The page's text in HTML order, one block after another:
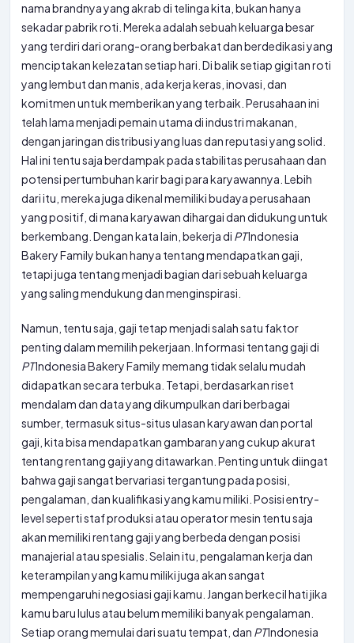
nama brandnya yang akrab di telinga kita, bukan hanya
sekadar pabrik roti. Mereka adalah sebuah keluarga besar
yang terdiri dari orang-orang berbakat dan berdedikasi yang
menciptakan kelezatan setiap hari. Di balik setiap gigitan roti
yang lembut dan manis, ada kerja keras, inovasi, dan
komitmen untuk memberikan yang terbaik. Perusahaan ini
telah lama menjadi pemain utama di industri makanan,
dengan jaringan distribusi yang luas dan reputasi yang solid.
Hal ini tentu saja berdampak pada stabilitas perusahaan dan
potensi pertumbuhan karir bagi para karyawannya. Lebih
dari itu, mereka juga dikenal memiliki budaya perusahaan
yang positif, di mana karyawan dihargai dan didukung untuk
berkembang. Dengan kata lain, bekerja di PTIndonesia
Bakery Family bukan hanya tentang mendapatkan gaji,
tetapi juga tentang menjadi bagian dari sebuah keluarga
yang saling mendukung dan menginspirasi.
Namun, tentu saja, gaji tetap menjadi salah satu faktor
penting dalam memilih pekerjaan. Informasi tentang gaji di
PTIndonesia Bakery Family memang tidak selalu mudah
didapatkan secara terbuka. Tetapi, berdasarkan riset
mendalam dan data yang dikumpulkan dari berbagai
sumber, termasuk situs-situs ulasan karyawan dan portal
gaji, kita bisa mendapatkan gambaran yang cukup akurat
tentang rentang gaji yang ditawarkan. Penting untuk diingat
bahwa gaji sangat bervariasi tergantung pada posisi,
pengalaman, dan kualifikasi yang kamu miliki. Posisi entry-
level seperti staf produksi atau operator mesin tentu saja
akan memiliki rentang gaji yang berbeda dengan posisi
manajerial atau spesialis. Selain itu, pengalaman kerja dan
keterampilan yang kamu miliki juga akan sangat
mempengaruhi negosiasi gaji kamu. Jangan berkecil hati jika
kamu baru lulus atau belum memiliki banyak pengalaman.
Setiap orang memulai dari suatu tempat, dan PTIndonesia